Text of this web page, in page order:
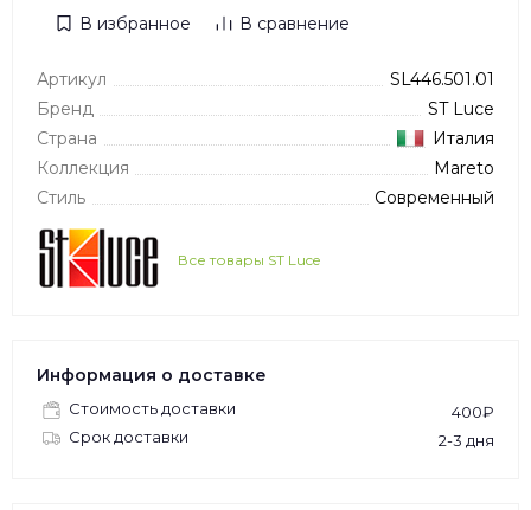
В избранное В сравнение
Артикул
SL446.501.01
Бренд
ST Luce
Страна
Италия
Коллекция
Mareto
Стиль
Современный
Все товары ST Luce
Информация о доставке
Стоимость доставки
400₽
Срок доставки
2-3 дня